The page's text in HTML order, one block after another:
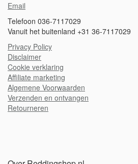
Email
Telefoon 036-7117029
Vanuit het buitenland +31 36-7117029
Privacy Policy
Disclaimer
Cookie verklaring
Affiliate marketing
Algemene Voorwaarden
Verzenden en ontvangen
Retourneren